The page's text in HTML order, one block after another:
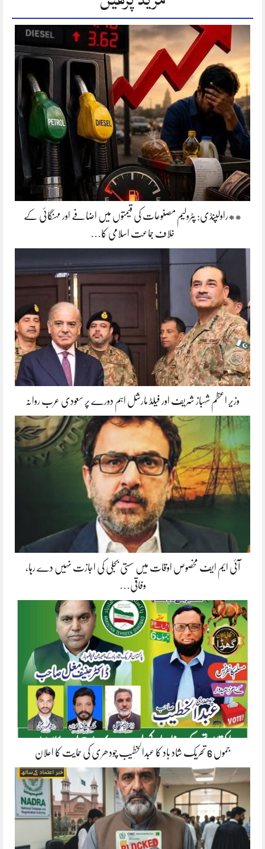
**راولپنڈی: پٹرولیم مصنوعات کی قیمتوں میں اضافے اور مہنگائی کے
خلاف جماعت اسلامی کا…
وزیر اعظم شہباز شریف اور فیلڈ مارشل اہم دورے پر سعودی عرب روانہ
آئی ایم ایف مخصوص اوقات میں سستی بجلی کی اجازت نہیں دے رہا،
وفاقی…
جموں 6 تحریک شاد باد کا عبدالخطیب چودھری کی حمایت کا اعلان